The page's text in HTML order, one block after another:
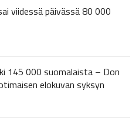
viidessä päivässä 80 000
145 000 suomalaista – Don
elokuvan syksyn